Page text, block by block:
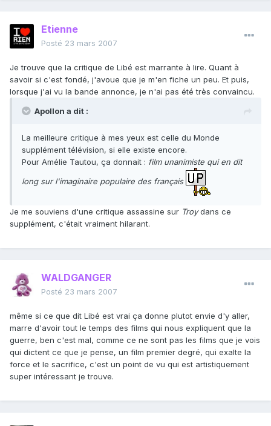
Etienne
Posté 23 mars 2007
Je trouve que la critique de Libé est marrante à lire. Quant à
savoir si c'est fondé, j'avoue que je m'en fiche un peu. Et puis,
lorsque j'ai vu la bande annonce, je n'ai pas été très convaincu.
Apollon a dit :
La meilleure critique à mes yeux est celle du Monde
supplément télévision, si elle existe encore.
Pour Amélie Tautou, ça donnait : film unanimiste qui en dit
long sur l'imaginaire populaire des français
Je me souviens d'une critique assassine sur Troydans ce
supplément, c'était vraiment hilarant.
WALDGANGER
Posté 23 mars 2007
même si ce que dit Libé est vrai ça donne plutot envie d'y aller,
marre d'avoir tout le temps des films qui nous expliquent que la
guerre, ben c'est mal, comme ce ne sont pas les films que je vois
qui dictent ce que je pense, un film premier degré, qui exalte la
force et le sacrifice, c'est un point de vu qui est artistiquement
super intéressant je trouve.